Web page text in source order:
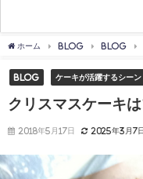
ホーム BLOG Blog
Blog ケーキが活躍するシーン
クリスマスケーキ
2018年5月17日 2025年3月7日